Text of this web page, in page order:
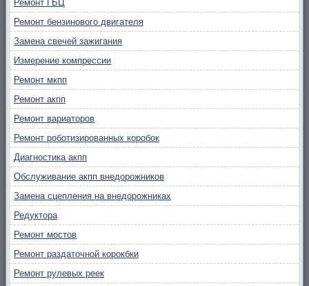
Ремонт ГБЦ
Ремонт бензинового двигателя
Замена свечей зажигания
Измерение компрессии
Ремонт мкпп
Ремонт акпп
Ремонт вариаторов
Ремонт роботизированных коробок
Диагностика акпп
Обслуживание акпп внедорожников
Замена сцепления на внедорожниках
Редуктора
Ремонт мостов
Ремонт раздаточной корокбки
Ремонт рулевых реек